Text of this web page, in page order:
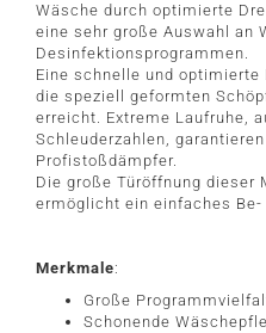
Wäsche durch optimierte
eine sehr große Auswahl an
Desinfektionsprogrammen.
Eine schnelle und
die speziell geformten
erreicht. Extreme Laufruhe,
Schleuderzahlen,
Profistoßdämpfer.
Die große Türöffnung dieser
ermöglicht ein einfaches Be-
Merkmale:
Große
Schonende